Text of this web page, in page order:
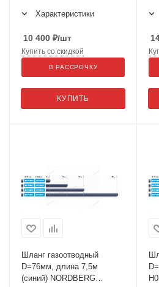
Характеристики
10 400 ₽/шт
КУПИТЬ
Купить со скидкой
В РАССРОЧКУ
Шланг газоотводный
D=76мм, длина 7,5м
(синий) NORDBERG